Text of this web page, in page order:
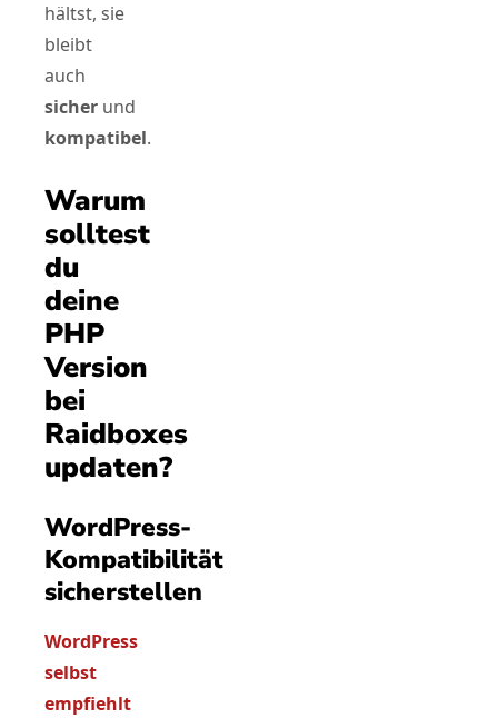
hältst, sie
bleibt
auch
sicher und
kompatibel.
Warum
solltest
du
deine
PHP
Version
bei
Raidboxes
updaten?
WordPress-
Kompatibilität
sicherstellen
WordPress
selbst
empfiehlt